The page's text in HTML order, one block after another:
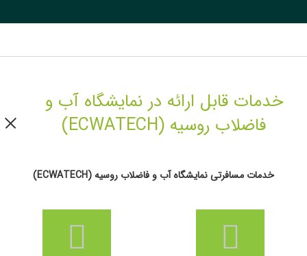
خدمات قابل ارائه در نمایشگاه آب و
فاضلاب روسیه (ECWATECH)
خدمات مسافرتی نمایشگاه آب و فاضلاب روسیه (ECWATECH)